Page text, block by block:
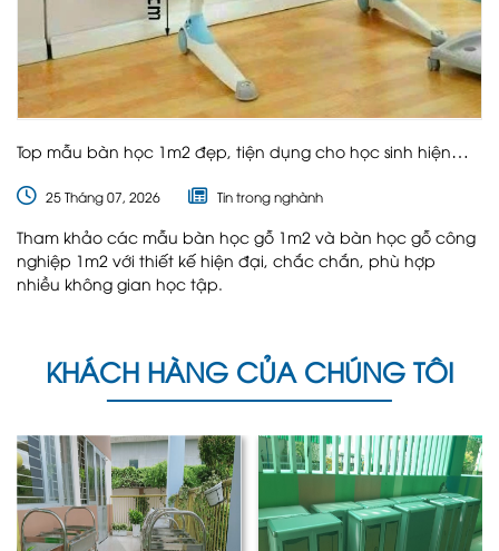
Top mẫu bàn học 1m2 đẹp, tiện dụng cho học sinh hiện
25 Tháng 07, 2026 Tin trong nghành
Tham khảo các mẫu bàn học gỗ 1m2 và bàn học gỗ công
nghiệp 1m2 với thiết kế hiện đại, chắc chắn, phù hợp
nhiều không gian học tập.
KHÁCH HÀNG CỦA CHÚNG TÔI